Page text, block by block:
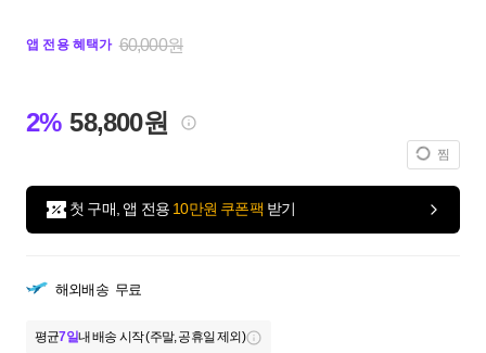
앱 전용 혜택가 60,000원
2% 58,800원
찜
첫 구매, 앱 전용 10만원 쿠폰팩 받기
해외배송 무료
평균7일내 배송 시작 (주말, 공휴일 제외)